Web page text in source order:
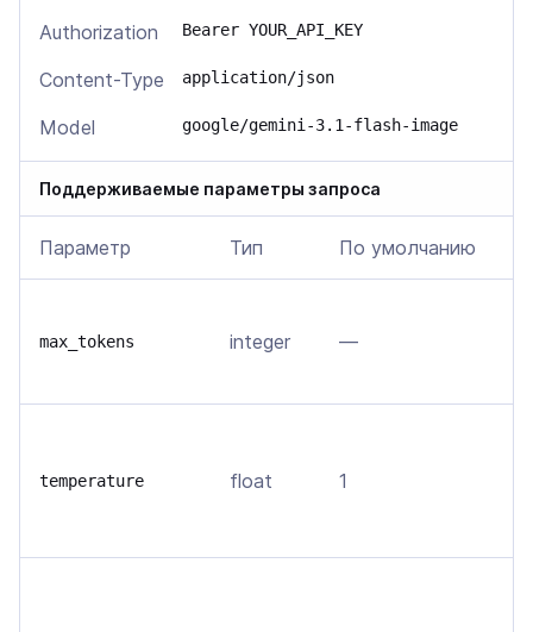
Authorization Bearer YOUR_API_KEY
Content-Type application/json
Model google/gemini-3.1-flash-image
Поддерживаемые параметры запроса
Параметр Тип По умолчанию
max_tokens integer —
temperature float 1